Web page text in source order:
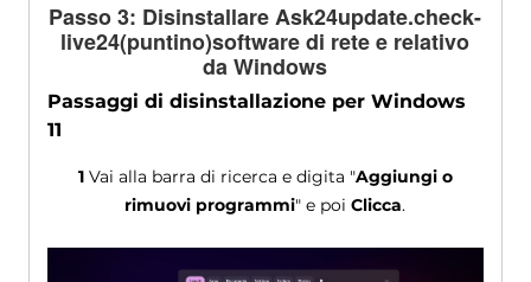
Passo 3: Disinstallare Ask24update.check-
live24(puntino)software di rete e relativo
da Windows
Passaggi di disinstallazione per Windows
11
1Vai alla barra di ricerca e digita "Aggiungi o
rimuovi programmi" e poiClicca.